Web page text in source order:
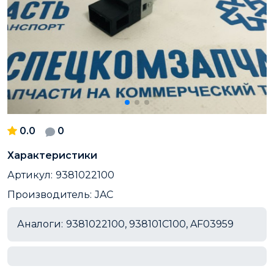
0.0 0
Характеристики
Артикул: 9381022100
Производитель: JAC
Аналоги: 9381022100, 938101C100, AF03959